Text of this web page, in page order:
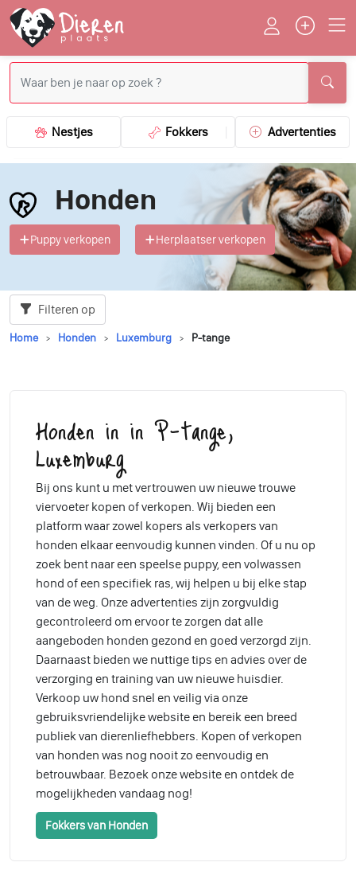
Nestjes Fokkers Advertenties
Honden
Puppy verkopen Herplaatser verkopen
Filteren op
Home Honden Luxemburg P-tange
Honden in in P-tange,
Luxemburg
Bij ons kunt u met vertrouwen uw nieuwe trouwe
viervoeter kopen of verkopen. Wij bieden een
platform waar zowel kopers als verkopers van
honden elkaar eenvoudig kunnen vinden. Of u nu op
zoek bent naar een speelse puppy, een volwassen
hond of een specifiek ras, wij helpen u bij elke stap
van de weg. Onze advertenties zijn zorgvuldig
gecontroleerd om ervoor te zorgen dat alle
aangeboden honden gezond en goed verzorgd zijn.
Daarnaast bieden we nuttige tips en advies over de
verzorging en training van uw nieuwe huisdier.
Verkoop uw hond snel en veilig via onze
gebruiksvriendelijke website en bereik een breed
publiek van dierenliefhebbers. Kopen of verkopen
van honden was nog nooit zo eenvoudig en
betrouwbaar. Bezoek onze website en ontdek de
mogelijkheden vandaag nog!
Fokkers van Honden